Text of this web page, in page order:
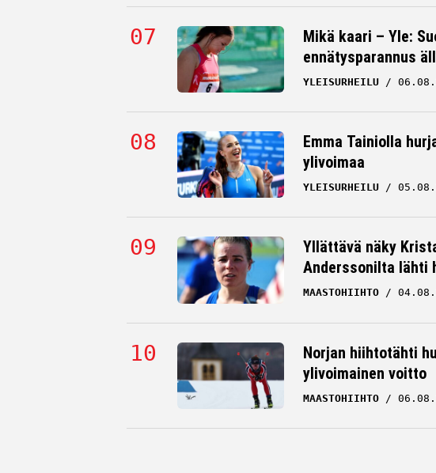
Mikä kaari – Yle:
ennätysparannus
YLEISURHEILU
Emma Tainiolla
ylivoimaa
YLEISURHEILU
Yllättävä näky
Anderssonilta lähti
MAASTOHIIHTO
Norjan hiihtotähti
ylivoimainen voitto
MAASTOHIIHTO